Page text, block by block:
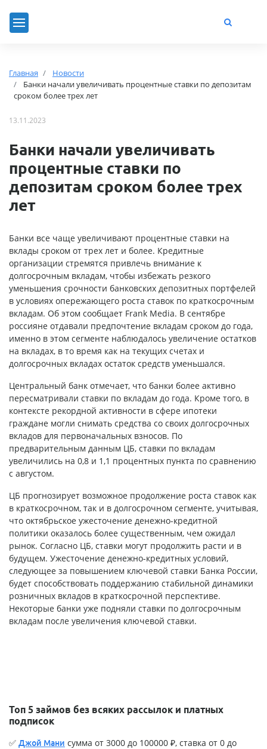
Главная
Новости
Банки начали увеличивать процентные ставки по депозитам
сроком более трех лет
13.11.2023
Банки начали увеличивать
процентные ставки по
депозитам сроком более трех
лет
Банки все чаще увеличивают процентные ставки на
вклады сроком от трех лет и более. Кредитные
организации стремятся привлечь внимание к
долгосрочным вкладам, чтобы избежать резкого
уменьшения срочности банковских депозитных портфелей
в условиях опережающего роста ставок по краткосрочным
вкладам. Об этом сообщает Frank Media. В сентябре
россияне отдавали предпочтение вкладам сроком до года,
именно в этом сегменте наблюдалось увеличение остатков
на вкладах, в то время как на текущих счетах и
долгосрочных вкладах остаток средств уменьшался.
Центральный банк отмечает, что банки более активно
пересматривали ставки по вкладам до года. Кроме того, в
контексте рекордной активности в сфере ипотеки
граждане могли снимать средства со своих долгосрочных
вкладов для первоначальных взносов. По
предварительным данным ЦБ, ставки по вкладам
увеличились на 0,8 и 1,1 процентных пункта по сравнению
с августом.
ЦБ прогнозирует возможное продолжение роста ставок как
в краткосрочном, так и в долгосрочном сегменте, учитывая,
что октябрьское ужесточение денежно-кредитной
политики оказалось более существенным, чем ожидал
рынок. Согласно ЦБ, ставки могут продолжить расти и в
будущем. Ужесточение денежно-кредитных условий,
следующее за повышением ключевой ставки Банка России,
будет способствовать поддержанию стабильной динамики
розничных вкладов в краткосрочной перспективе.
Некоторые банки уже подняли ставки по долгосрочным
вкладам после увеличения ключевой ставки.
Топ 5 займов без всяких рассылок и платных
подписок
✅ Джой Мани сумма от 3000 до 100000 ₽, ставка от 0 до